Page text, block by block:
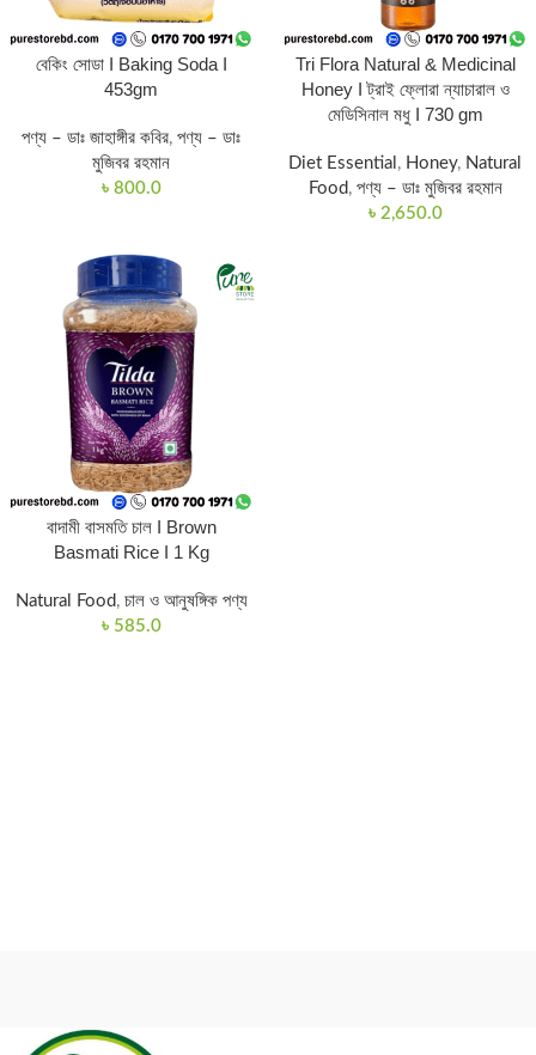
বেকিং সোডা I Baking Soda I
453gm
পণ্য – ডাঃ জাহাঙ্গীর কবির, পণ্য – ডাঃ
মুজিবর রহমান
৳ 800.0
Tri Flora Natural & Medicinal
Honey I ট্রাই ফ্লোরা ন্যাচারাল ও
মেডিসিনাল মধু I 730 gm
Diet Essential , Honey, Natural
Food, পণ্য – ডাঃ মুজিবর রহমান
৳ 2,650.0
বাদামী বাসমতি চাল I Brown
Basmati Rice I 1 Kg
Natural Food, চাল ও আনুষঙ্গিক পণ্য
৳ 585.0